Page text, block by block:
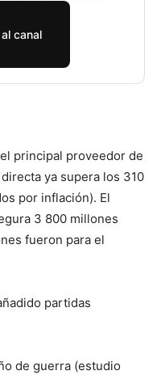
canal
principal proveedor de
ya supera los 310
por inflación). El
3 800 millones
fueron para el
partidas
de guerra (estudio